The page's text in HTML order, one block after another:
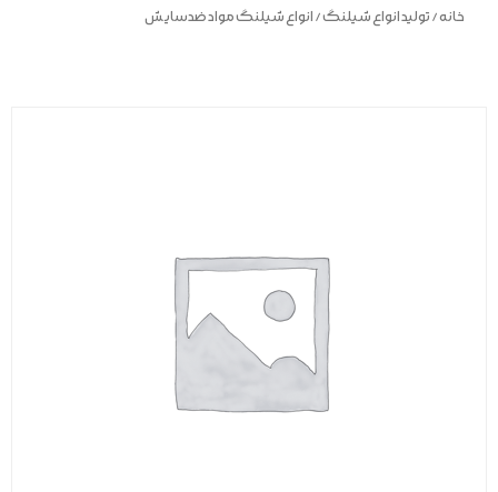
خانه/تولید انواع شیلنگ/ انواع شیلنگ مواد ضدسایش